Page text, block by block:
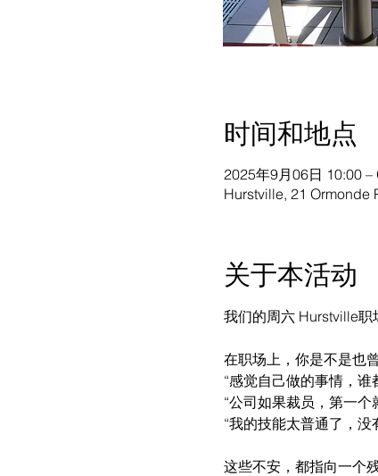
时间和地点
2025年9月06日 10:00 –
Hurstville, 21 Ormonde
关于本活动
我们的周六 Hurstville职
在职场上，你是不是也
“感觉自己做的事情，谁
“公司如果裁员，第一个
“我的技能太普通了，没
这些不安，都指向一个